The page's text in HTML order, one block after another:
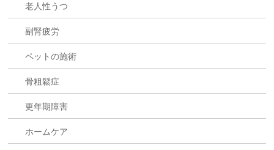
老人性うつ
副腎疲労
ペットの施術
骨粗鬆症
更年期障害
ホームケア